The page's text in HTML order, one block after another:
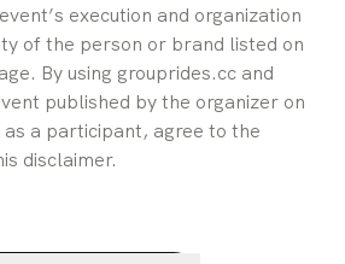
execution and organization
of the person or brand listed on
By using grouprides.cc and
published by the organizer on
a participant, agree to the
disclaimer.